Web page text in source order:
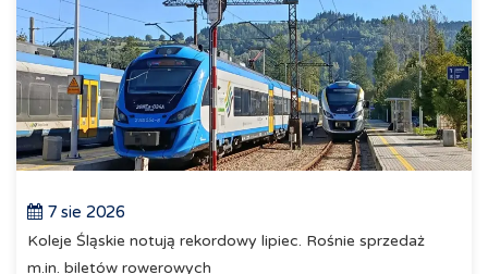
7 sie 2026
Koleje Śląskie notują rekordowy lipiec. Rośnie sprzedaż
m.in. biletów rowerowych